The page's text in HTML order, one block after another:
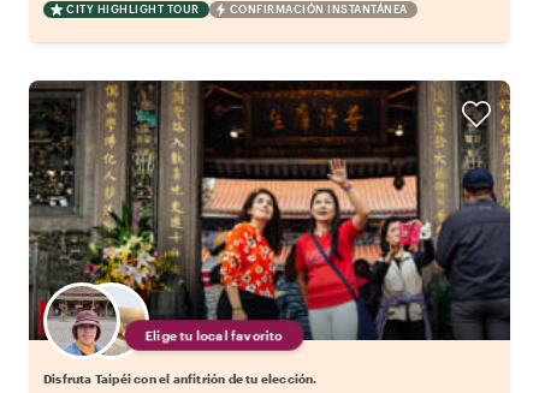
CITY HIGHLIGHT TOUR CONFIRMACIÓN INSTANTÁNEA
Elige tu local favorito
Disfruta Taipéi con el anfitrión de tu elección.